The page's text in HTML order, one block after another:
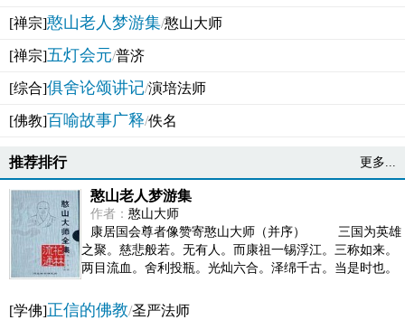
[禅宗]憨山老人梦游集/憨山大师
[禅宗]五灯会元/普济
[综合]俱舍论颂讲记/演培法师
[佛教]百喻故事广释/佚名
推荐排行 更多...
憨山老人梦游集
作者： 憨山大师
康居国会尊者像赞寄憨山大师（并序） 三国为英雄
之聚。慈悲般若。无有人。而康祖一锡浮江。三称如来。
两目流血。舍利投瓶。光灿六合。泽绵千古。当是时也。
[学佛]正信的佛教/圣严法师